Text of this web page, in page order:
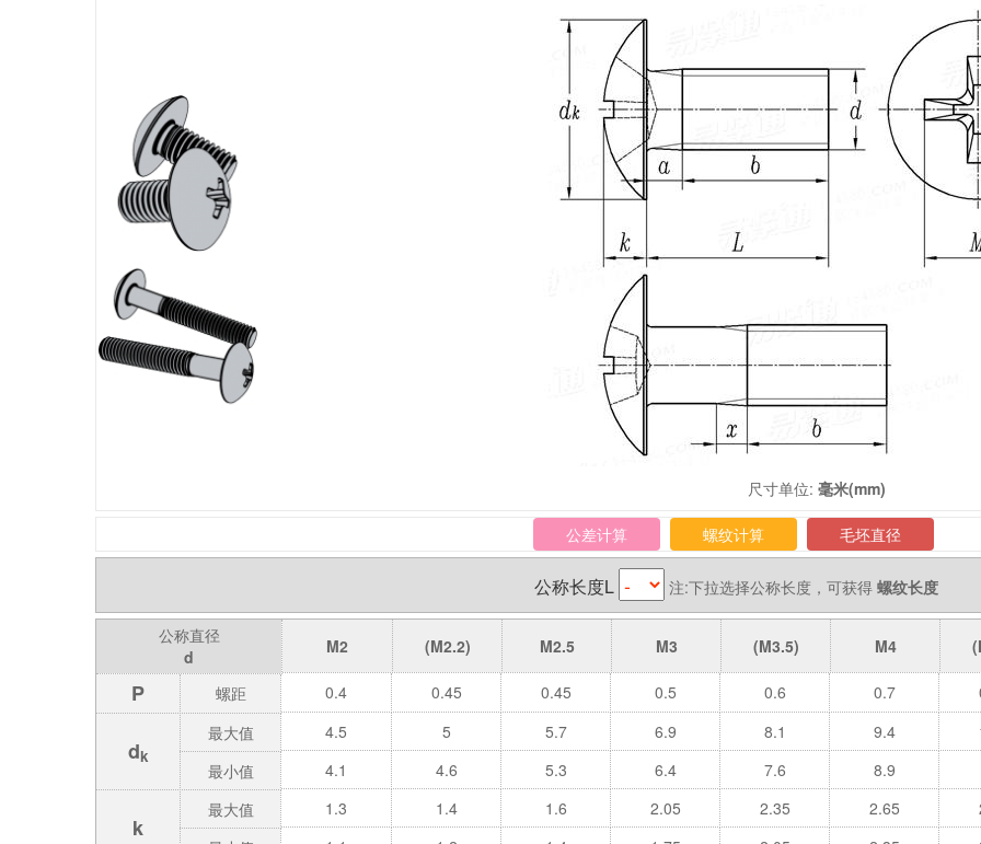
尺寸单位: 毫米(mm)
公差计算 螺纹计算 毛坯直径
公称长度L 注:下拉选择公称长度，可获得 螺纹长度
公称直径
d
M2 (M2.2) M2.5 M3 (M3.5) M4
P 螺距
dk
最大值
最小值
k
最大值
0.4 0.45 0.45 0.5 0.6 0.7
4.5
5 5.7 6.9 8.1 9.4
4.1
4.6 5.3 6.4 7.6
8.9
1.3
1.4 1.6 2.05 2.35 2.65